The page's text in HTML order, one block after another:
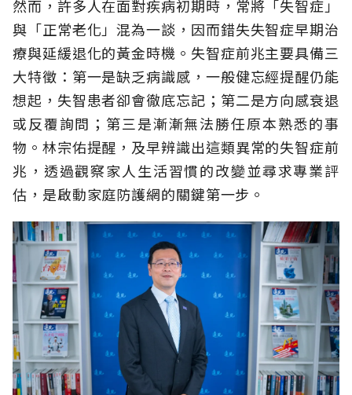
然而，許多人在面對疾病初期時，常將「失智症」
與「正常老化」混為一談，因而錯失失智症早期治
療與延緩退化的黃金時機。失智症前兆主要具備三
大特徵：第一是缺乏病識感，一般健忘經提醒仍能
想起，失智患者卻會徹底忘記；第二是方向感衰退
或反覆詢問；第三是漸漸無法勝任原本熟悉的事
物。林宗佑提醒，及早辨識出這類異常的失智症前
兆，透過觀察家人生活習慣的改變並尋求專業評
估，是啟動家庭防護網的關鍵第一步。